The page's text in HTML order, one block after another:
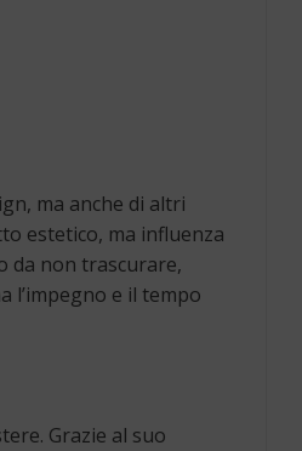
ma anche di altri
estetico, ma influenza
da non trascurare,
l’impegno e il tempo
Grazie al suo